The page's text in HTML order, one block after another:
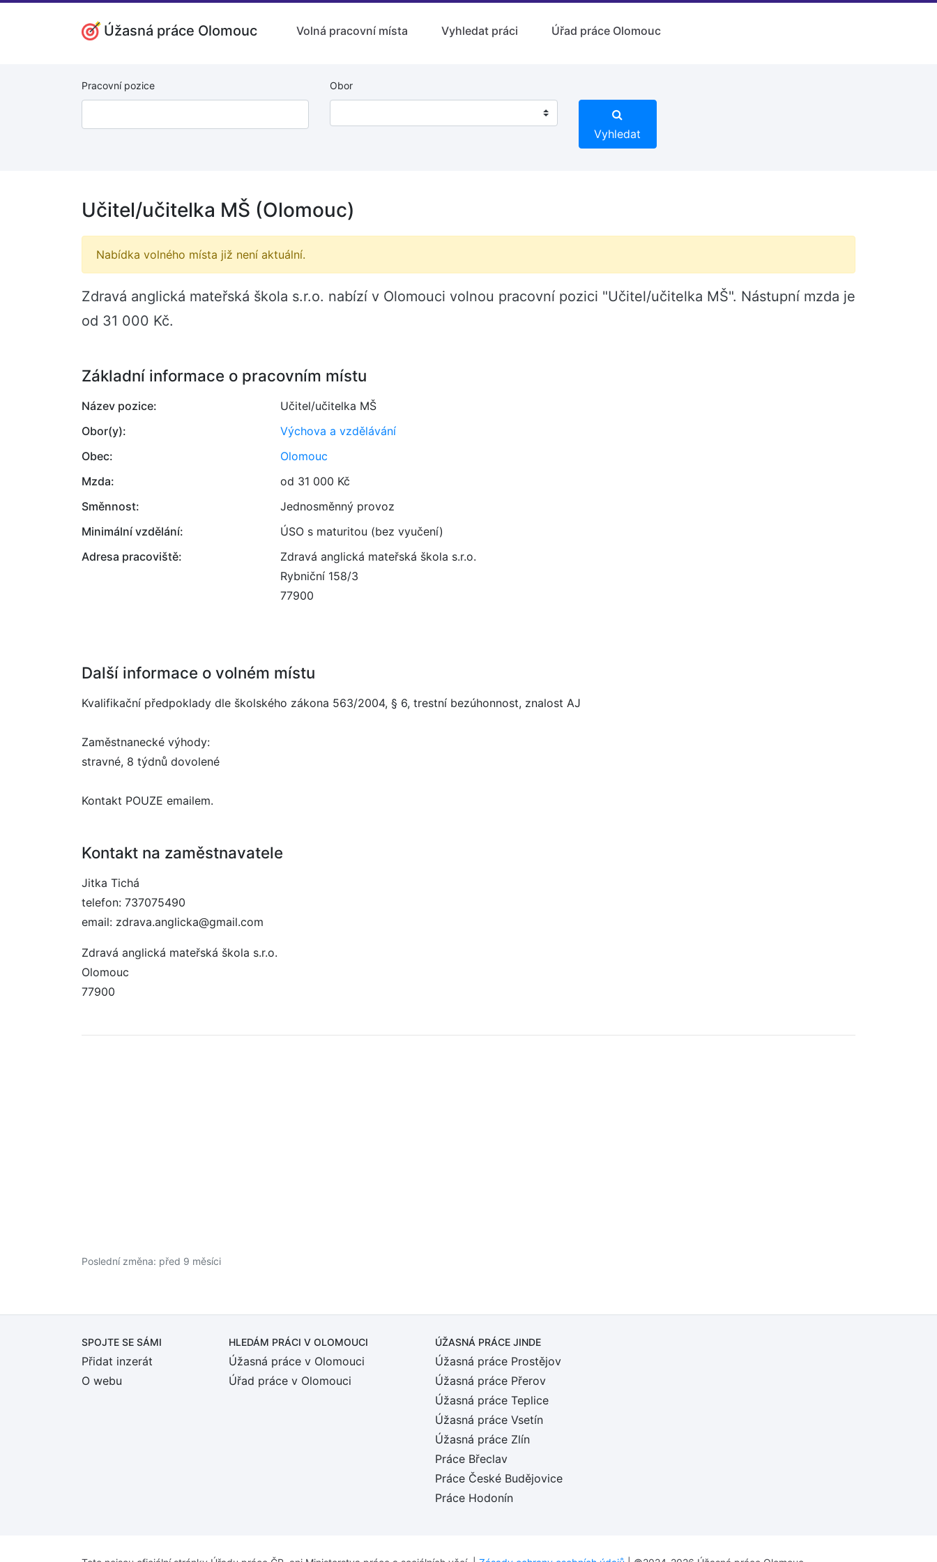
Úžasná práce Olomouc Volná pracovní místa Vyhledat práci Úřad práce Olomouc
Pracovní pozice Obor
Vyhledat
Učitel/učitelka MŠ (Olomouc)
Nabídka volného místa již není aktuální.
Zdravá anglická mateřská škola s.r.o. nabízí v Olomouci volnou pracovní pozici "Učitel/učitelka MŠ". Nástupní mzda je
od 31 000 Kč.
Základní informace o pracovním místu
Název pozice:
Učitel/učitelka MŠ
Obor(y):
Výchova a vzdělávání
Obec:
Olomouc
Mzda:
od 31 000 Kč
Směnnost:
Jednosměnný provoz
Minimální vzdělání:
ÚSO s maturitou (bez vyučení)
Adresa pracoviště:
Zdravá anglická mateřská škola s.r.o.
Rybniční 158/3
77900
Další informace o volném místu
Kvalifikační předpoklady dle školského zákona 563/2004, § 6, trestní bezúhonnost, znalost AJ
Zaměstnanecké výhody:
stravné, 8 týdnů dovolené
Kontakt POUZE emailem.
Kontakt na zaměstnavatele
Jitka Tichá
telefon: 737075490
email: zdrava.anglicka@gmail.com
Zdravá anglická mateřská škola s.r.o.
Olomouc
77900
Poslední změna: před 9 měsíci
SPOJTE SE SÁMI
Přidat inzerát
O webu
HLEDÁM PRÁCI V OLOMOUCI
Úžasná práce v Olomouci
Úřad práce v Olomouci
ÚŽASNÁ PRÁCE JINDE
Úžasná práce Prostějov
Úžasná práce Přerov
Úžasná práce Teplice
Úžasná práce Vsetín
Úžasná práce Zlín
Práce Břeclav
Práce České Budějovice
Práce Hodonín